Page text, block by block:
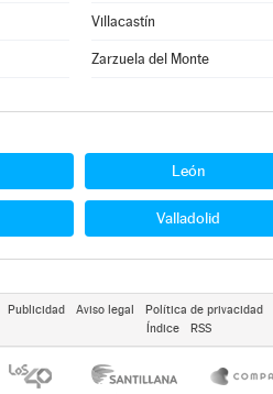
Villacastín
Zarzuela del Monte
León
Valladolid
Publicidad Aviso legal Política de privacidad
Índice
RSS